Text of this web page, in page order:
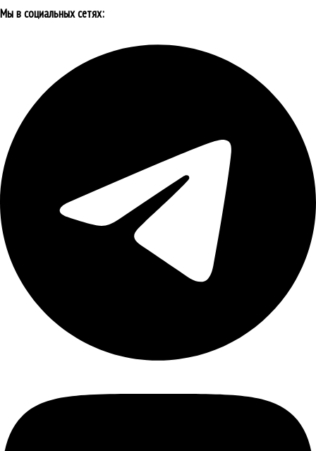
Мы в социальных сетях: